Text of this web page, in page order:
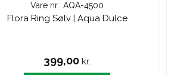
Vare nr.: AQA-4500
Flora Ring Sølv | Aqua Dulce
399,00kr.